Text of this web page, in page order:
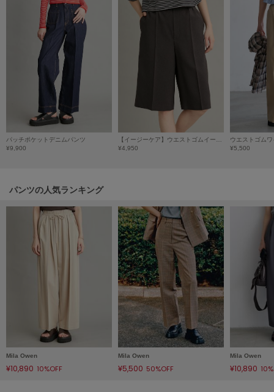
HUNTER
ハンター
HOKA ONEONE
ホカ オネオネ
キーン
le coq sportif
ルコックスポルティフ
LILY BROWN Lingerie
リリーブラウンランジェリー
パッチポケットデニムパンツ
¥9,900
¥4,950
¥5,500
パンツの人気ランキング
Mila Owen
¥10,890 10%OFF
Mila Owen
¥5,500 50%OFF
Mila Owen
¥10,890